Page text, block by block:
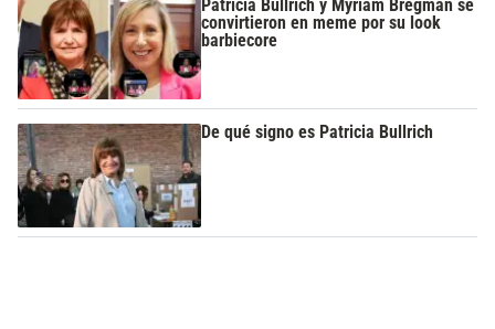
Patricia Bullrich y Myriam Bregman se
convirtieron en meme por su look
barbiecore
De qué signo es Patricia Bullrich